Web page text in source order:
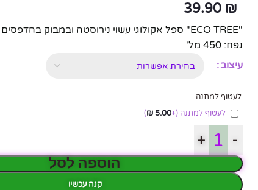
39.90 ₪
"ECO TREE" ספל אקולוגי עשוי נירוסטה ובמבוק בהדפסים דקורטיביים שונים
נפח: 450 מל'
עיצוב
לעטוף למתנה
לעטוף למתנה(+
5.00
₪
)
-
+
הוספה לסל
קנה עכשיו